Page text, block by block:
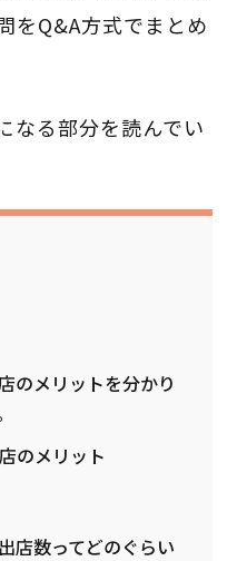
をQ&A方式でまとめ
なる部分を読んでい
のメリットを分かり
のメリット
店数ってどのぐらい